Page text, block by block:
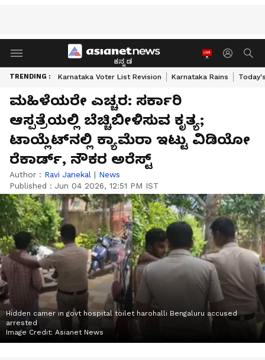
ಕನ್ನಡ
TRENDING : Karnataka Voter List Revision Karnataka Rains
ಮಹಿಳೆಯರೇ ಎಚ್ಚರ: ಸರ್ಕಾರಿ
ಆಸ್ಪತ್ರೆಯಲ್ಲಿ ಬೆಚ್ಚಿಬೀಳಿಸುವ ಕೃತ್ಯ;
ಟಾಯ್ಲೆಟ್‌ನಲ್ಲಿ ಕ್ಯಾಮೆರಾ ಇಟ್ಟು ವಿಡಿಯೋ
ರೆಕಾರ್ಡ್, ನೌಕರ ಅರೆಸ್ಟ್
Author : Ravi Janekal | News
Published : Jun 04 2026, 12:51 PM IST
Hidden camer in govt hospital toilet harohalli Bengaluru accused
arrested
Image Credit: Asianet News